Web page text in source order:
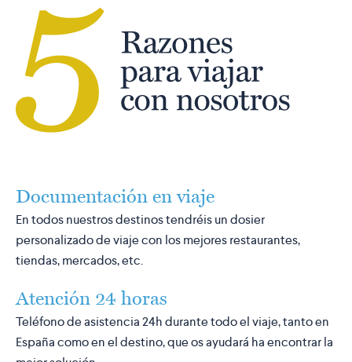
Documentación en viaje
En todos nuestros destinos tendréis un dosier
personalizado de viaje con los mejores restaurantes,
tiendas, mercados, etc.
Atención 24 horas
Teléfono de asistencia 24h durante todo el viaje, tanto en
España como en el destino, que os ayudará ha encontrar la